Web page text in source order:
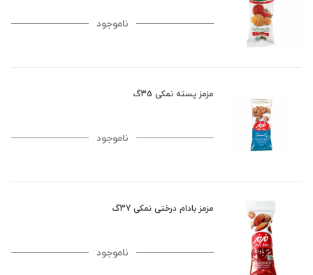
ناموجود
مزمز پسته نمکی 35گ
ناموجود
مزمز بادام درختی نمکی 37گ
ناموجود